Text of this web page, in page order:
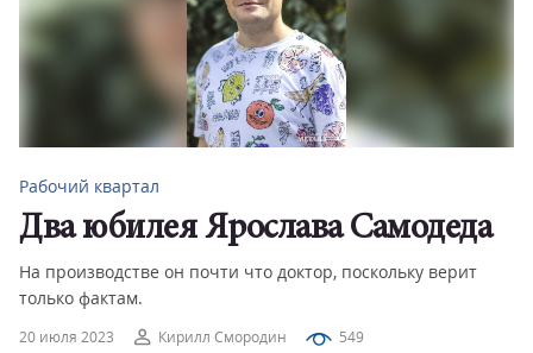
20 июля 2023 Кирилл Смородин 549
Рабочий квартал
Два юбилея Ярослава Самодеда
На производстве он почти что доктор, поскольку верит
только фактам.